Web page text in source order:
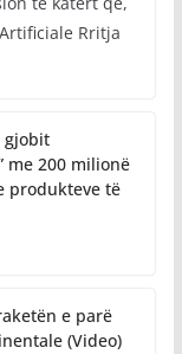
Rritja
gjobit
me 200 milionë
produkteve të
e parë
(Video)